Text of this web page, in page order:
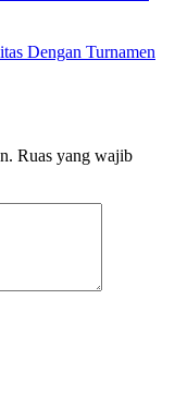
Dengan Turnamen
Ruas yang wajib